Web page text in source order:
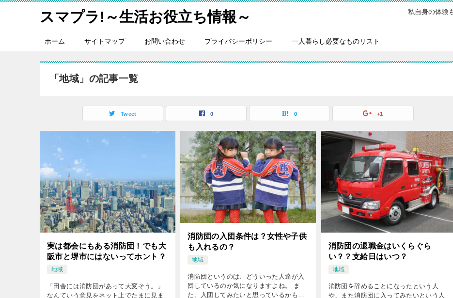
スマプラ!～生活お役立ち情報～ 私自身の体験
ホーム サイトマップ お問い合わせ プライバシーポリシー 一人暮らし必要なものリスト
「地域」の記事一覧
Tweet 0 0 +1
実は都会にもある消防団！でも大
阪市と堺市にはないってホント？
地域
「田舎には消防団があって大変そう。」
なんていう意見をネット上でたまに見ま
消防団の入団条件は？女性や子供
も入れるの？
地域
消防団というのは、どういった人達が入
団しているのか気になりますよね。 ま
た、入団してみたいと思っているかもし
消防団の退職金はいくらぐら
い？？支給日はいつ？
地域
消防団を辞めることになったという人
や、また消防団に入ってみたいという人